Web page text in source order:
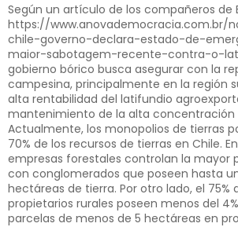
Según un artículo de los compañeros de
https://www.anovademocracia.com.br/
chile-governo-declara-estado-de-
maior-sabotagem-recente-contra-o-
gobierno bórico busca asegurar con la
campesina, principalmente en la región
alta rentabilidad del latifundio
mantenimiento de la alta concentración
Actualmente, los monopolios de tierras
70% de los recursos de tierras en Chile.
empresas forestales controlan la mayor
con conglomerados que poseen hasta
hectáreas de tierra. Por otro lado, el 75%
propietarios rurales poseen menos del
parcelas de menos de 5 hectáreas en